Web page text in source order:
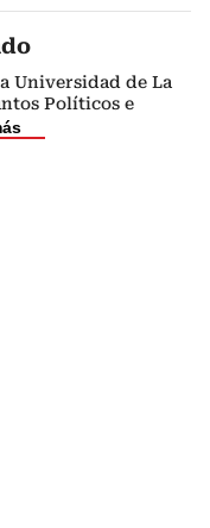
Universidad de La
Políticos e